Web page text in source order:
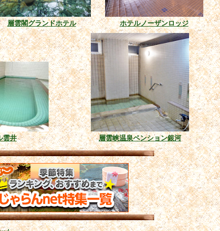
層雲閣グランドホテル ホテルノーザンロッジ
雲井 層雲峡温泉ペンション銀河